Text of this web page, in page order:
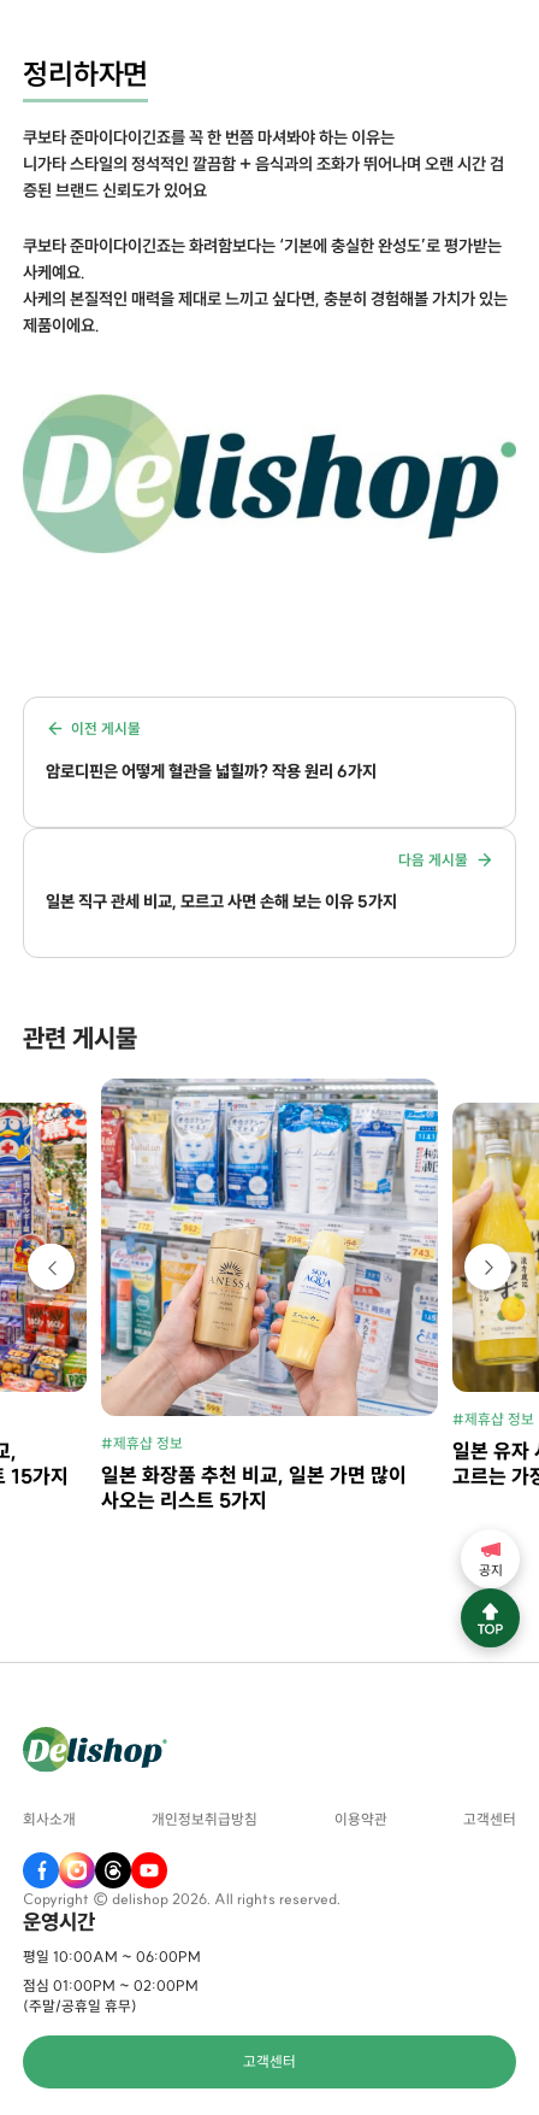
정리하자면
쿠보타 준마이다이긴죠를 꼭 한 번쯤 마셔봐야 하는 이유는
니가타 스타일의 정석적인 깔끔함 + 음식과의 조화가 뛰어나며 오랜 시간 검
증된 브랜드 신뢰도가 있어요
쿠보타 준마이다이긴죠는 화려함보다는 ‘기본에 충실한 완성도’로 평가받는
사케예요.
사케의 본질적인 매력을 제대로 느끼고 싶다면, 충분히 경험해볼 가치가 있는
제품이에요.
이전 게시물
암로디핀은 어떻게 혈관을 넓힐까? 작용 원리 6가지
다음 게시물
일본 직구 관세 비교, 모르고 사면 손해 보는 이유 5가지
관련 게시물
,
15가지
#제휴샵 정보
일본 화장품 추천 비교, 일본 가면 많이
사오는 리스트 5가지
#제휴샵 정보
일본 유자
고르는 가
회사소개 개인정보취급방침 이용약관 고객센터
Copyright © delishop 2026. All rights reserved.
운영시간
평일 10:00AM ~ 06:00PM
점심 01:00PM ~ 02:00PM
(주말/공휴일 휴무)
고객센터
공지